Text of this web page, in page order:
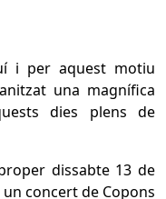
i per aquest motiu
una magnífica
dies plens de
dissabte 13 de
concert de Copons